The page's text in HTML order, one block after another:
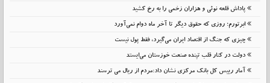
پاداش قلعه نوئی و هزاران زخمی را به رخ کشید
ابرتورم؛ روزی که حقوق دیگر تا آخر ماه دوام نمی‌آورد
چیزی که جنگ از اقتصاد ایران می‌گیرد، فقط پول نیست
دولت در کنار قلب تپنده صنعت خوزستان می‌ایستد
آمار رییس کل بانک مرکزی نشان داد:مردم از ریال می ترسند